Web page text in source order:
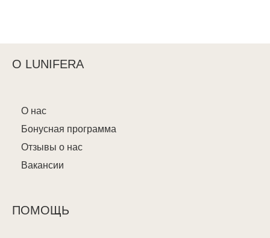
О LUNIFERA
О нас
Бонусная программа
Отзывы о нас
Вакансии
ПОМОЩЬ